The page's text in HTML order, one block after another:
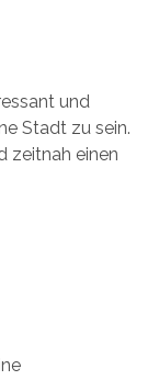
und
Stadt zu sein.
zeitnah einen